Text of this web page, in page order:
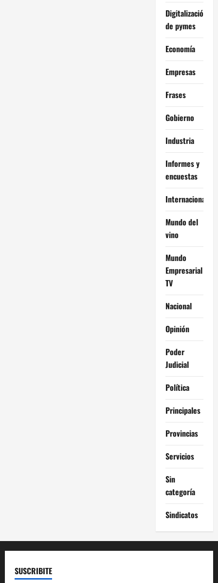
Digitalización
de pymes
Economía
Empresas
Frases
Gobierno
Industria
Informes y
encuestas
Internacional
Mundo del
vino
Mundo
Empresarial
TV
Nacional
Opinión
Poder
Judicial
Política
Principales
Provincias
Servicios
Sin
categoría
Sindicatos
SUSCRIBITE